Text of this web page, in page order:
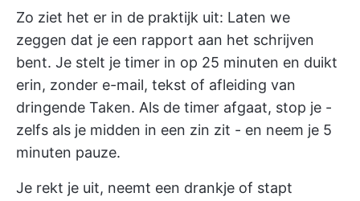
Zo ziet het er in de praktijk uit: Laten we
zeggen dat je een rapport aan het schrijven
bent. Je stelt je timer in op 25 minuten en duikt
erin, zonder e-mail, tekst of afleiding van
dringende Taken. Als de timer afgaat, stop je -
zelfs als je midden in een zin zit - en neem je 5
minuten pauze.
Je rekt je uit, neemt een drankje of stapt